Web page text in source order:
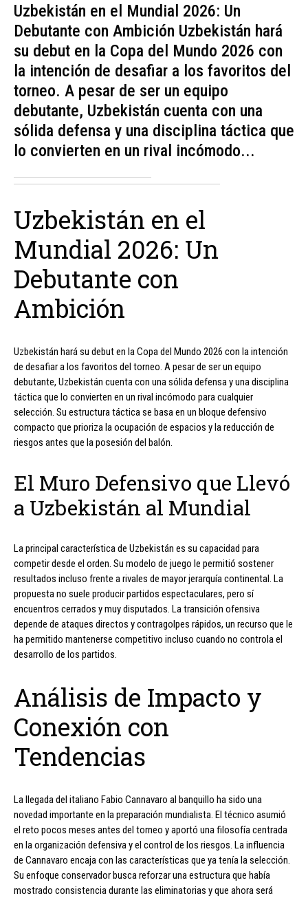
Uzbekistán en el Mundial 2026: Un
Debutante con Ambición Uzbekistán hará
su debut en la Copa del Mundo 2026 con
la intención de desafiar a los favoritos del
torneo. A pesar de ser un equipo
debutante, Uzbekistán cuenta con una
sólida defensa y una disciplina táctica que
lo convierten en un rival incómodo...
Uzbekistán en el
Mundial 2026: Un
Debutante con
Ambición
Uzbekistán hará su debut en la Copa del Mundo 2026 con la intención
de desafiar a los favoritos del torneo. A pesar de ser un equipo
debutante, Uzbekistán cuenta con una sólida defensa y una disciplina
táctica que lo convierten en un rival incómodo para cualquier
selección. Su estructura táctica se basa en un bloque defensivo
compacto que prioriza la ocupación de espacios y la reducción de
riesgos antes que la posesión del balón.
El Muro Defensivo que Llevó
a Uzbekistán al Mundial
La principal característica de Uzbekistán es su capacidad para
competir desde el orden. Su modelo de juego le permitió sostener
resultados incluso frente a rivales de mayor jerarquía continental. La
propuesta no suele producir partidos espectaculares, pero sí
encuentros cerrados y muy disputados. La transición ofensiva
depende de ataques directos y contragolpes rápidos, un recurso que le
ha permitido mantenerse competitivo incluso cuando no controla el
desarrollo de los partidos.
Análisis de Impacto y
Conexión con
Tendencias
La llegada del italiano Fabio Cannavaro al banquillo ha sido una
novedad importante en la preparación mundialista. El técnico asumió
el reto pocos meses antes del torneo y aportó una filosofía centrada
en la organización defensiva y el control de los riesgos. La influencia
de Cannavaro encaja con las características que ya tenía la selección.
Su enfoque conservador busca reforzar una estructura que había
mostrado consistencia durante las eliminatorias y que ahora será